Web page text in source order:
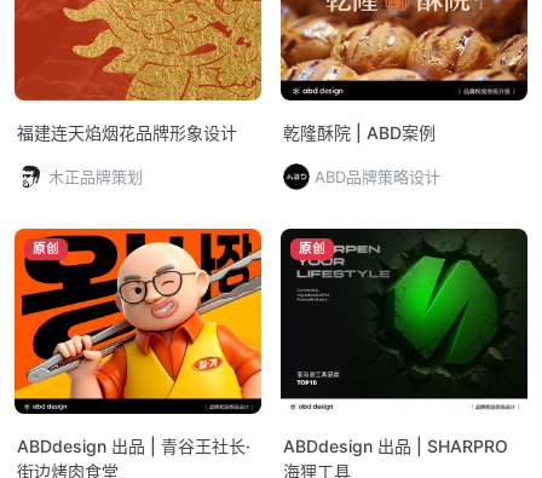
福建连天焰烟花品牌形象设计
木正品牌策划
乾隆酥院 | ABD案例
ABD品牌策略设计
原创
ABDdesign 出品 | 青谷王社长·
街边烤肉食堂
原创
ABDdesign 出品 | SHARPRO
海狸工具